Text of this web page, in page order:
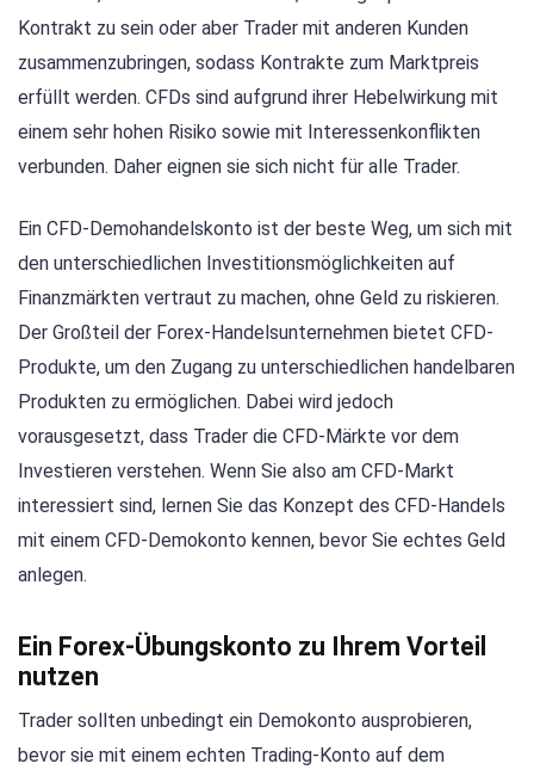
Kontrakt zu sein oder aber Trader mit anderen Kunden
zusammenzubringen, sodass Kontrakte zum Marktpreis
erfüllt werden. CFDs sind aufgrund ihrer Hebelwirkung mit
einem sehr hohen Risiko sowie mit Interessenkonflikten
verbunden. Daher eignen sie sich nicht für alle Trader.
Ein CFD-Demohandelskonto ist der beste Weg, um sich mit
den unterschiedlichen Investitionsmöglichkeiten auf
Finanzmärkten vertraut zu machen, ohne Geld zu riskieren.
Der Großteil der Forex-Handelsunternehmen bietet CFD-
Produkte, um den Zugang zu unterschiedlichen handelbaren
Produkten zu ermöglichen. Dabei wird jedoch
vorausgesetzt, dass Trader die CFD-Märkte vor dem
Investieren verstehen. Wenn Sie also am CFD-Markt
interessiert sind, lernen Sie das Konzept des CFD-Handels
mit einem CFD-Demokonto kennen, bevor Sie echtes Geld
anlegen.
Ein Forex-Übungskonto zu Ihrem Vorteil
nutzen
Trader sollten unbedingt ein Demokonto ausprobieren,
bevor sie mit einem echten Trading-Konto auf dem